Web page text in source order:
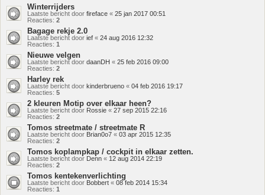
Winterrijders
Laatste bericht door fireface « 25 jan 2017 00:51
Reacties: 2
Bagage rekje 2.0
Laatste bericht door ief « 24 aug 2016 12:32
Reacties: 1
Nieuwe velgen
Laatste bericht door daanDH « 25 feb 2016 09:00
Reacties: 2
Harley rek
Laatste bericht door kinderbrueno « 04 feb 2016 19:17
Reacties: 5
2 kleuren Motip over elkaar heen?
Laatste bericht door Rossie « 27 sep 2015 22:16
Reacties: 2
Tomos streetmate / streetmate R
Laatste bericht door Brian0o7 « 03 apr 2015 12:35
Reacties: 2
Tomos koplampkap / cockpit in elkaar zetten.
Laatste bericht door Denn « 12 aug 2014 22:19
Reacties: 2
Tomos kentekenverlichting
Laatste bericht door Bobbert « 08 feb 2014 15:34
Reacties: 1